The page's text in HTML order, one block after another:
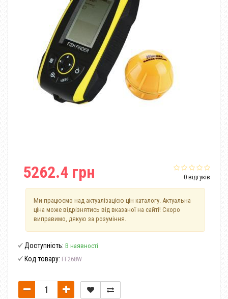
0 відгуків
5262.4 грн
Ми працюємо над актуалізацією цін каталогу. Актуальна
ціна може відрізнятись від вказаної на сайті! Скоро
виправимо, дякую за розуміння.
Доступність: В наявності
Код товару: FF268W